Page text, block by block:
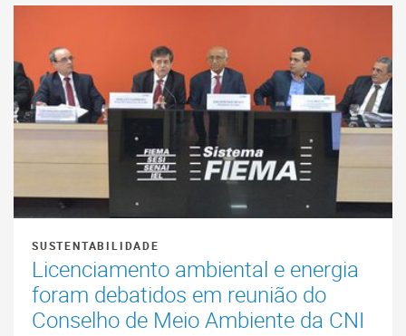
SUSTENTABILIDADE
Licenciamento ambiental e energia
foram debatidos em reunião do
Conselho de Meio Ambiente da CNI